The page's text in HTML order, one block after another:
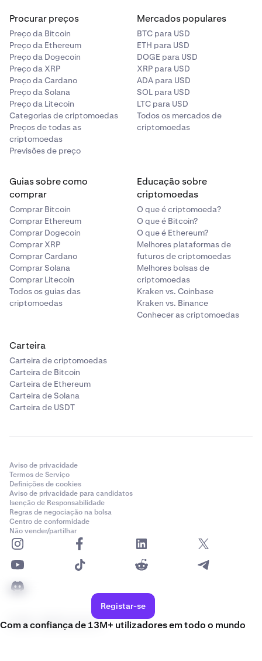
Registar-se
Com a confiança de 13M+ utilizadores em todo o mundo
Procurar preços
Preço da Bitcoin
Preço da Ethereum
Preço da Dogecoin
Preço da XRP
Preço da Cardano
Preço da Solana
Preço da Litecoin
Categorias de criptomoedas
Preços de todas as
criptomoedas
Previsões de preço
Mercados populares
BTC para USD
ETH para USD
DOGE para USD
XRP para USD
ADA para USD
SOL para USD
LTC para USD
Todos os mercados de
criptomoedas
Guias sobre como
comprar
Comprar Bitcoin
Comprar Ethereum
Comprar Dogecoin
Comprar XRP
Comprar Cardano
Comprar Solana
Comprar Litecoin
Todos os guias das
criptomoedas
Educação sobre
criptomoedas
O que é criptomoeda?
O que é Bitcoin?
O que é Ethereum?
Melhores plataformas de
futuros de criptomoedas
Melhores bolsas de
criptomoedas
Kraken vs. Coinbase
Kraken vs. Binance
Conhecer as criptomoedas
Carteira
Carteira de criptomoedas
Carteira de Bitcoin
Carteira de Ethereum
Carteira de Solana
Carteira de USDT
Aviso de privacidade
Termos de Serviço
Definições de cookies
Aviso de privacidade para candidatos
Isenção de Responsabilidade
Regras de negociação na bolsa
Centro de conformidade
Não vender/partilhar
© 2011 - 2026 Payward, Inc.